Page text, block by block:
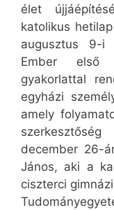
élet
katolikus
augusztus 9-i
Ember első
gyakorlattal
egyházi
amely
december 26-
János, aki a
ciszterci